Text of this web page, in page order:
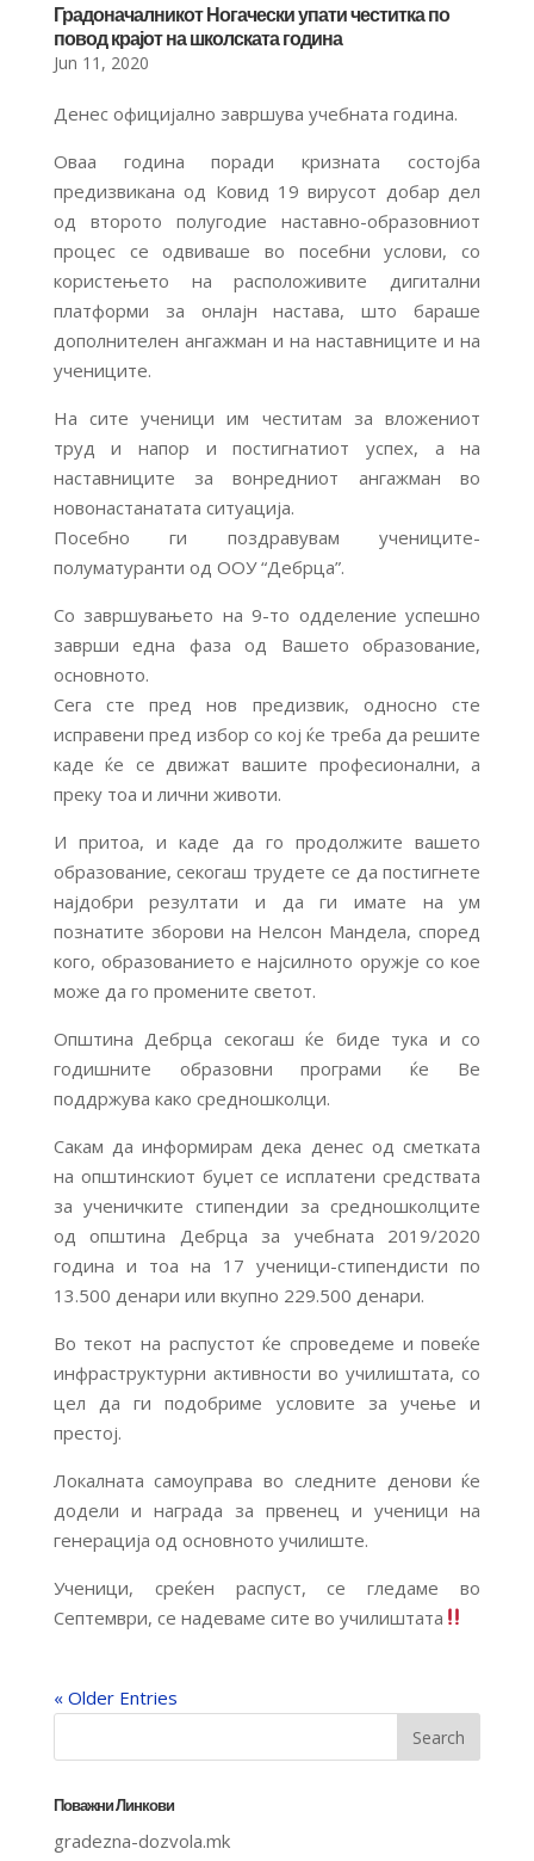
Градоначалникот Ногачески упати честитка по
повод крајот на школската година
Jun 11, 2020
Денес официјално завршува учебната година.
Оваа година поради кризната состојба
предизвикана од Ковид 19 вирусот добар дел
од второто полугодие наставно-образовниот
процес се одвиваше во посебни услови, со
користењето на расположивите дигитални
платформи за онлајн настава, што бараше
дополнителен ангажман и на наставниците и на
учениците.
На сите ученици им честитам за вложениот
труд и напор и постигнатиот успех, а на
наставниците за вонредниот ангажман во
новонастанатата ситуација.
Посебно ги поздравувам учениците-
полуматуранти од ООУ “Дебрца”.
Со завршувањето на 9-то одделение успешно
заврши една фаза од Вашето образование,
основното.
Сега сте пред нов предизвик, односно сте
исправени пред избор со кој ќе треба да решите
каде ќе се движат вашите професионални, а
преку тоа и лични животи.
И притоа, и каде да го продолжите вашето
образование, секогаш трудете се да постигнете
најдобри резултати и да ги имате на ум
познатите зборови на Нелсон Мандела, според
кого, образованието е најсилното оружје со кое
може да го промените светот.
Општина Дебрца секогаш ќе биде тука и со
годишните образовни програми ќе Ве
поддржува како средношколци.
Сакам да информирам дека денес од сметката
на општинскиот буџет се исплатени средствата
за ученичките стипендии за средношколците
од општина Дебрца за учебната 2019/2020
година и тоа на 17 ученици-стипендисти по
13.500 денари или вкупно 229.500 денари.
Во текот на распустот ќе спроведеме и повеќе
инфраструктурни активности во училиштата, со
цел да ги подобриме условите за учење и
престој.
Локалната самоуправа во следните денови ќе
додели и награда за првенец и ученици на
генерација од основното училиште.
Ученици, среќен распуст, се гледаме во
Септември, се надеваме сите во училиштата
« Older Entries
Поважни Линкови
gradezna-dozvola.mk